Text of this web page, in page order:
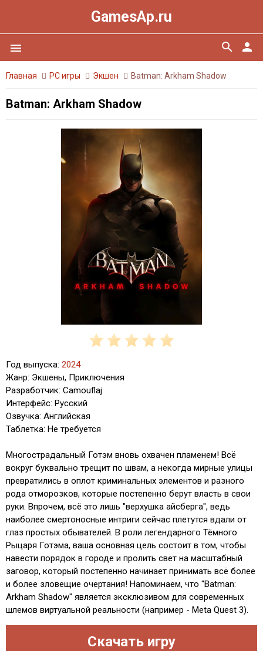
GamesAp.ru
menu person
search
Главная PC игры Экшен Batman: Arkham Shadow
Batman: Arkham Shadow
Год выпуска: 2024
Жанр: Экшены, Приключения
Разработчик: Camouflaj
Интерфейс: Русский
Озвучка: Английская
Таблетка: Не требуется
Многострадальный Готэм вновь охвачен пламенем! Всё
вокруг буквально трещит по швам, а некогда мирные улицы
превратились в оплот криминальных элементов и разного
рода отморозков, которые постепенно берут власть в свои
руки. Впрочем, всё это лишь "верхушка айсберга", ведь
наиболее смертоносные интриги сейчас плетутся вдали от
глаз простых обывателей. В роли легендарного Тёмного
Рыцаря Готэма, ваша основная цель состоит в том, чтобы
навести порядок в городе и пролить свет на масштабный
заговор, который постепенно начинает принимать всё более
и более зловещие очертания! Напоминаем, что "Batman:
Arkham Shadow" является эксклюзивом для современных
шлемов виртуальной реальности (например - Meta Quest 3).
Скачать игру